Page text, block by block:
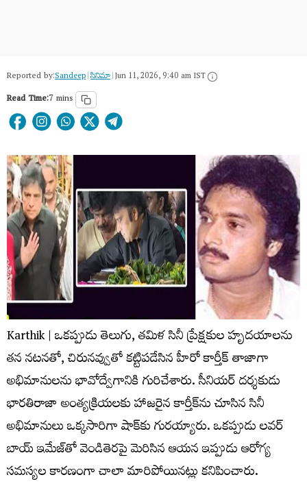
Reported by:Sandeep|సినిమా|Jun 11, 2026, 9:40 am IST
Read Time:7 mins
Karthik | ఒకప్పుడు తెలుగు, తమిళ సినీ ప్రేక్షకుల హృదయాలను
తన నటనతో, చిరునవ్వుతో కట్టిపడేసిన హీరో కార్తీక్ తాజాగా
అభిమానులను భావోద్వేగానికి గురిచేశారు. సీనియర్ దర్శకుడు
భారతిరాజా అంత్యక్రియలకు హాజరైన కార్తీక్‌ను చూసిన సినీ
అభిమానులు ఒక్కసారిగా షాక్‌కు గురయ్యారు. ఒకప్పుడు లవర్
బాయ్ ఇమేజ్‌తో వెండితెరపై మెరిసిన ఆయన ఇప్పుడు ఆరోగ్య
సమస్యల కారణంగా చాలా మారిపోయినట్లు కనిపించారు.